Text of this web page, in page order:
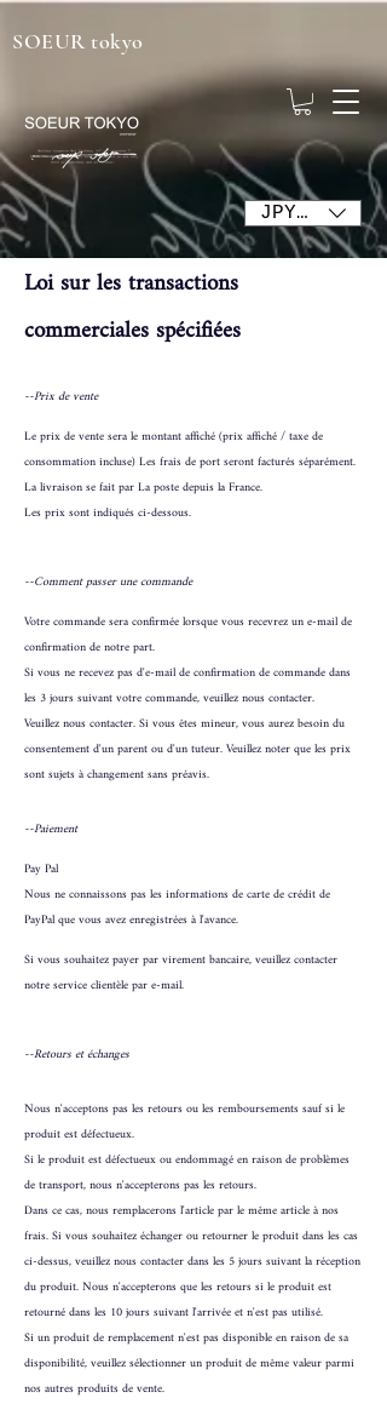
SOEUR tokyo
JPY (¥)
Loi sur les transactions
commerciales spécifiées
--Prix de vente
Le prix de vente sera le montant affiché (prix affiché / taxe de
consommation incluse) Les frais de port seront facturés séparément.
La livraison se fait par La poste depuis la France.
Les prix sont indiqués ci-dessous.
--Comment passer une commande
Votre commande sera confirmée lorsque vous recevrez un e-mail de
confirmation de notre part.
Si vous ne recevez pas d'e-mail de confirmation de commande dans
les 3 jours suivant votre commande, veuillez nous contacter.
Veuillez nous contacter. Si vous êtes mineur, vous aurez besoin du
consentement d'un parent ou d'un tuteur. Veuillez noter que les prix
sont sujets à changement sans préavis.
--Paiement
Pay Pal
Nous ne connaissons pas les informations de carte de crédit de
PayPal que vous avez enregistrées à l'avance.
Si vous souhaitez payer par virement bancaire, veuillez contacter
notre service clientèle par e-mail.
--Retours et échanges
Nous n'acceptons pas les retours ou les remboursements sauf si le
produit est défectueux.
Si le produit est défectueux ou endommagé en raison de problèmes
de transport, nous n'accepterons pas les retours.
Dans ce cas, nous remplacerons l'article par le même article à nos
frais. Si vous souhaitez échanger ou retourner le produit dans les cas
ci-dessus, veuillez nous contacter dans les 5 jours suivant la réception
du produit. Nous n'accepterons que les retours si le produit est
retourné dans les 10 jours suivant l'arrivée et n'est pas utilisé.
Si un produit de remplacement n'est pas disponible en raison de sa
disponibilité, veuillez sélectionner un produit de même valeur parmi
nos autres produits de vente.